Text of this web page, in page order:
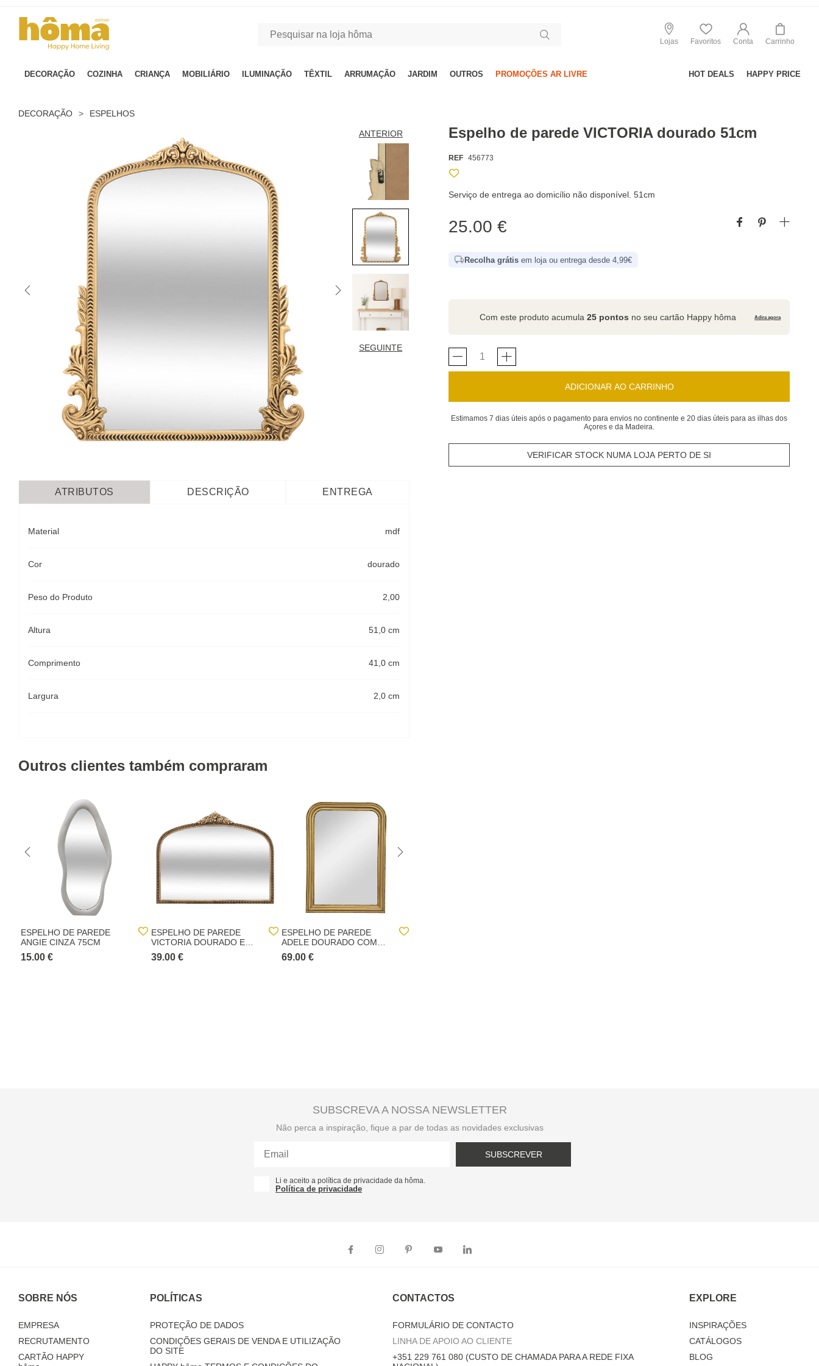
Lojas Favoritos Conta Carrinho
DECORAÇÃO COZINHA CRIANÇA MOBILIÁRIO ILUMINAÇÃO TÊXTIL ARRUMAÇÃO JARDIM OUTROS PROMOÇÕES AR LIVRE HOT DEALS HAPPY PRICE
DECORAÇÃO > ESPELHOS
ANTERIOR
SEGUINTE
Espelho de parede VICTORIA dourado 51cm
REF 456773
Serviço de entrega ao domicílio não disponível. 51cm
25.00 €
Recolha grátis em loja ou entrega desde 4,99€
Com este produto acumula25 pontos no seu cartão Happy hôma Adira agora
ADICIONAR AO CARRINHO
Estimamos 7 dias úteis após o pagamento para envios no continente e 20 dias úteis para as ilhas dos
Açores e da Madeira.
VERIFICAR STOCK NUMA LOJA PERTO DE SI
ATRIBUTOS DESCRIÇÃO ENTREGA
Material mdf
Cor dourado
Peso do Produto 2,00
Altura 51,0 cm
Comprimento 41,0 cm
Largura 2,0 cm
Outros clientes também compraram
ESPELHO DE PAREDE
ANGIE CINZA 75CM
15.00 €
ESPELHO DE PAREDE
VICTORIA DOURADO EM
MDF 56X71CM
39.00 €
ESPELHO DE PAREDE
ADELE DOURADO COM
MOLDURA EM MADEIRA
69.00 €
SUBSCREVA A NOSSA NEWSLETTER
Não perca a inspiração, fique a par de todas as novidades exclusivas
SUBSCREVER
Li e aceito a política de privacidade da hôma.
Política de privacidade
SOBRE NÓS
EMPRESA
RECRUTAMENTO
CARTÃO HAPPY
POLÍTICAS
PROTEÇÃO DE DADOS
CONDIÇÕES GERAIS DE VENDA E UTILIZAÇÃO
DO SITE
CONTACTOS
FORMULÁRIO DE CONTACTO
LINHA DE APOIO AO CLIENTE
+351 229 761 080 (CUSTO DE CHAMADA PARA A REDE FIXA
EXPLORE
INSPIRAÇÕES
CATÁLOGOS
BLOG